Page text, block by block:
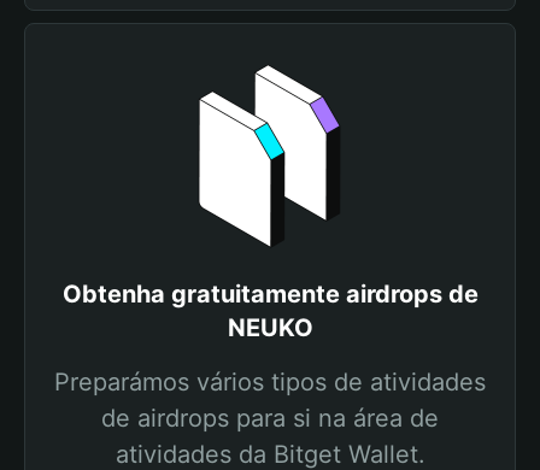
Obtenha gratuitamente airdrops de
NEUKO
Preparámos vários tipos de atividades
de airdrops para si na área de
atividades da Bitget Wallet.